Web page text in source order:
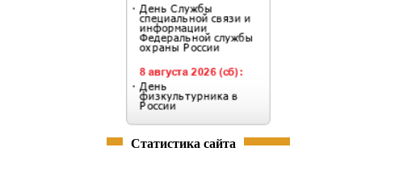
Статистика сайта